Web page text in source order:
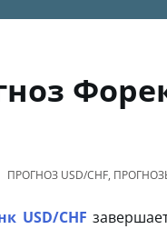
ПРОГНОЗ USD/CHF,
USD/CHF